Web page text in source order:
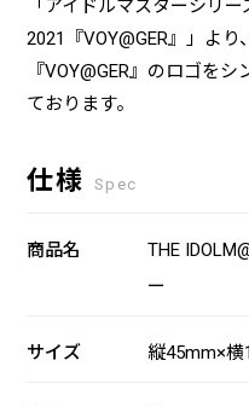
「アイドルマスターシリ
2021『VOY@GER』」よ
『VOY@GER』のロゴを
ております。
仕様 Spec
商品名
THE
ー
サイズ 縦45mm×横